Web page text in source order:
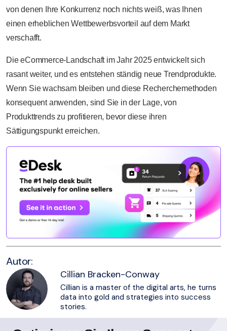
von denen Ihre Konkurrenz noch nichts weiß, was Ihnen
einen erheblichen Wettbewerbsvorteil auf dem Markt
verschafft.
Die eCommerce-Landschaft im Jahr 2025 entwickelt sich
rasant weiter, und es entstehen ständig neue Trendprodukte.
Wenn Sie wachsam bleiben und diese Recherchemethoden
konsequent anwenden, sind Sie in der Lage, von
Produkttrends zu profitieren, bevor diese ihren
Sättigungspunkt erreichen.
Autor:
Cillian Bracken-Conway
Cillian is a master of the digital arts, he turns
data into gold and strategies into success
stories.